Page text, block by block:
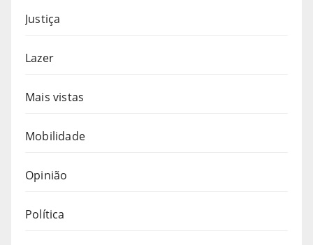
Justiça
Lazer
Mais vistas
Mobilidade
Opinião
Política